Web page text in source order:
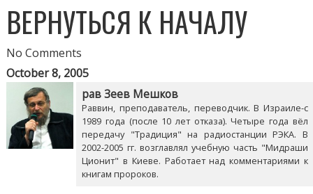
ВЕРНУТЬСЯ К НАЧАЛУ
No Comments
October 8, 2005
рав Зеев Мешков
Раввин, преподаватель, переводчик. В Израиле-с
1989 года (после 10 лет отказа). Четыре года вёл
передачу "Традиция" на радиостанции РЭКА. В
2002-2005 гг. возглавлял учебную часть "Мидраши
Ционит" в Киеве. Работает над комментариями к
книгам пророков.